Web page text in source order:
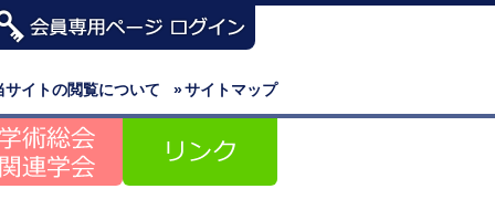
»サイトマップ
サイトの閲覧について